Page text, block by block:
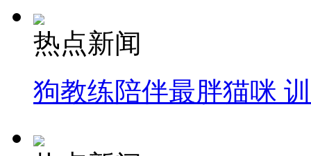
热点新闻
狗教练陪伴最胖猫咪